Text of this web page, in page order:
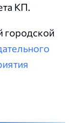
КП.
городской